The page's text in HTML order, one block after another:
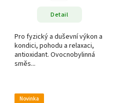
Detail
Pro fyzický a duševní výkon a
kondici, pohodu a relaxaci,
antioxidant. Ovocnobylinná
směs...
Novinka